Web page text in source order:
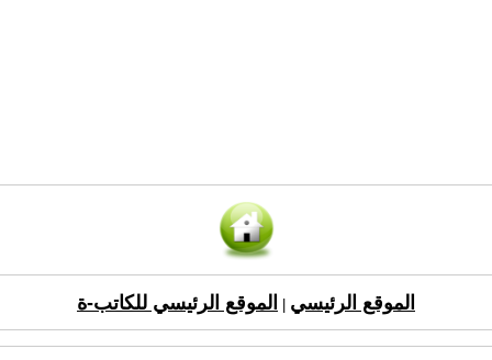
الموقع الرئيسي الموقع الرئيسي للكاتب-ة